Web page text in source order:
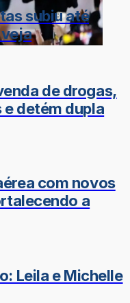
subiu até
de drogas,
detém dupla
com novos
a
Leila e Michelle